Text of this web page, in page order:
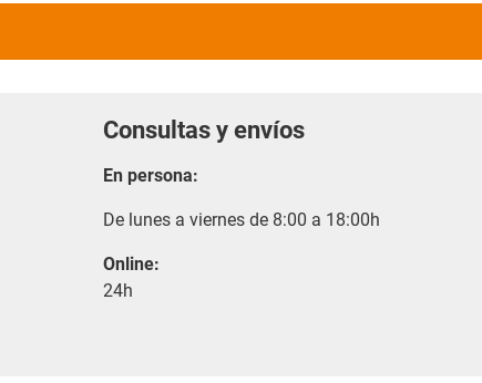
Consultas y envíos
En persona:
De lunes a viernes de 8:00 a 18:00h
Online:
24h